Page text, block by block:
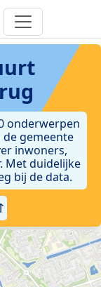
onderwerpen
gemeente
inwoners,
Met duidelijke
bij de data.